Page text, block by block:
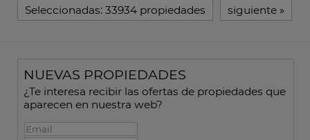
Seleccionadas: 33934 propiedades siguiente »
NUEVAS PROPIEDADES
¿Te interesa recibir las ofertas de propiedades que
aparecen en nuestra web?